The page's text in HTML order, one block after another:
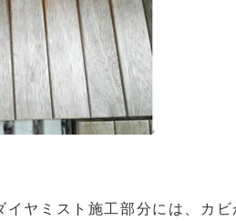
ヤミスト施工部分には、カビ